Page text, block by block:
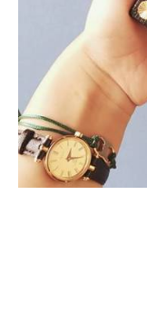
IT製品の技術・比較
製造業のIT導入・
モノづくり技術者
エレクトロニクス専
電子設計の基本と応